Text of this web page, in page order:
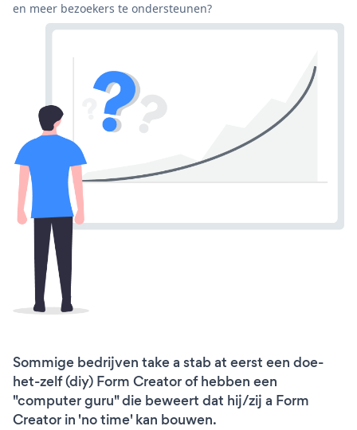
en meer bezoekers te ondersteunen?
Sommige bedrijven take a stab at eerst een doe-
het-zelf (diy) Form Creator of hebben een
"computer guru" die beweert dat hij/zij a Form
Creator in 'no time' kan bouwen.